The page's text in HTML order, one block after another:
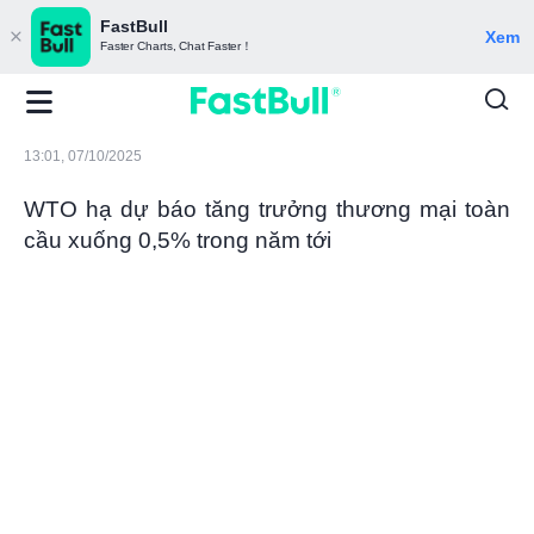
FastBull
Faster Charts, Chat Faster！ Xem
13:01, 07/10/2025
WTO hạ dự báo tăng trưởng thương mại toàn
cầu xuống 0,5% trong năm tới